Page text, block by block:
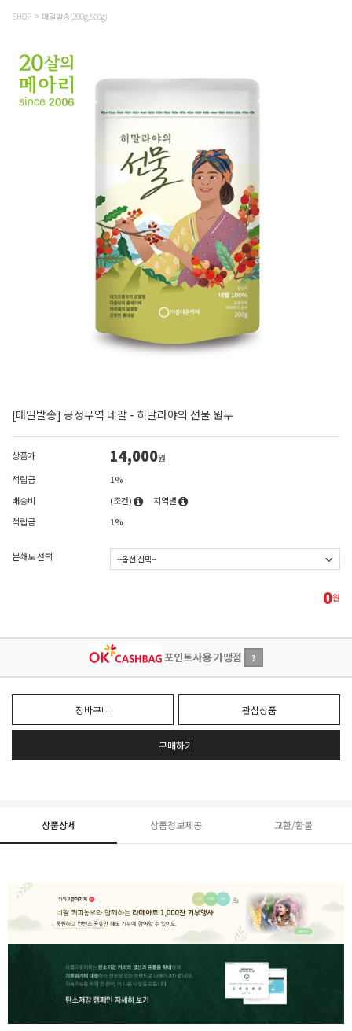
SHOP 매일발송(200g,500g)
[매일발송] 공정무역 네팔 - 히말라야의 선물 원두
상품가 14,000원
적립금
1%
배송비
(조건)
지역별
적립금
1%
분쇄도 선택
0원
포인트사용 가맹점 ?
장바구니 관심상품
구매하기
상품상세 상품정보제공 교환/환불